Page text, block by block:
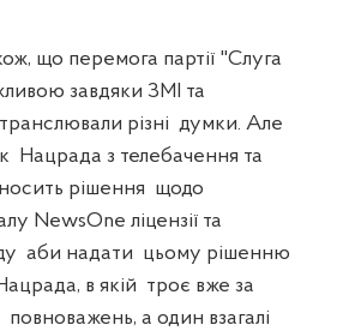
що перемога партії "Слуга
завдяки ЗМІ та
різні думки. Але
Нацрада з телебачення та
рішення щодо
NewsOne ліцензії та
аби надати цьому рішенню
в якій троє вже за
повноважень, а один взагалі